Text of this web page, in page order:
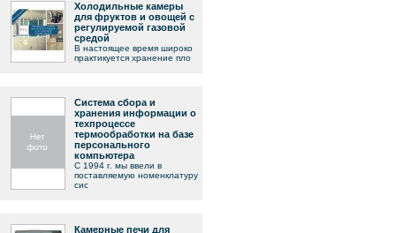
Холодильные камеры
для фруктов и овощей с
регулируемой газовой
средой
В настоящее время широко
практикуется хранение пло
Система сбора и
хранения информации о
техпроцессе
термообработки на базе
персонального
компьютера
С 1994 г. мы ввели в
поставляемую номенклатуру
сис
Камерные печи для